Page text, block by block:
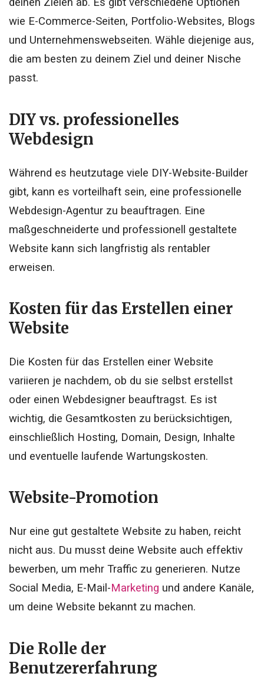
wie E-Commerce-Seiten, Portfolio-Websites, Blogs
und Unternehmenswebseiten. Wähle diejenige aus,
die am besten zu deinem Ziel und deiner Nische
passt.
DIY vs. professionelles
Webdesign
Während es heutzutage viele DIY-Website-Builder
gibt, kann es vorteilhaft sein, eine professionelle
Webdesign-Agentur zu beauftragen. Eine
maßgeschneiderte und professionell gestaltete
Website kann sich langfristig als rentabler
erweisen.
Kosten für das Erstellen einer
Website
Die Kosten für das Erstellen einer Website
variieren je nachdem, ob du sie selbst erstellst
oder einen Webdesigner beauftragst. Es ist
wichtig, die Gesamtkosten zu berücksichtigen,
einschließlich Hosting, Domain, Design, Inhalte
und eventuelle laufende Wartungskosten.
Website-Promotion
Nur eine gut gestaltete Website zu haben, reicht
nicht aus. Du musst deine Website auch effektiv
bewerben, um mehr Traffic zu generieren. Nutze
Social Media, E-Mail-Marketing und andere Kanäle,
um deine Website bekannt zu machen.
Die Rolle der
Benutzererfahrung